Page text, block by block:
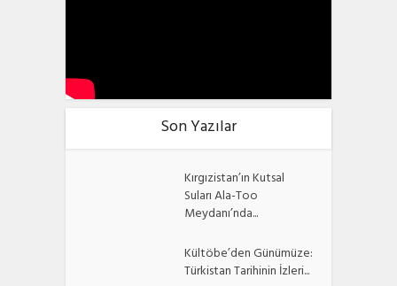
Son Yazılar
Kırgızistan’ın Kutsal
Suları Ala-Too
Meydanı’nda...
Kültöbe’den Günümüze:
Türkistan Tarihinin İzleri...